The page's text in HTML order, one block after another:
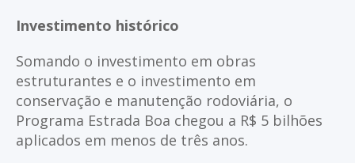
Investimento histórico
Somando o investimento em obras
estruturantes e o investimento em
conservação e manutenção rodoviária, o
Programa Estrada Boa chegou a R$ 5 bilhões
aplicados em menos de três anos.